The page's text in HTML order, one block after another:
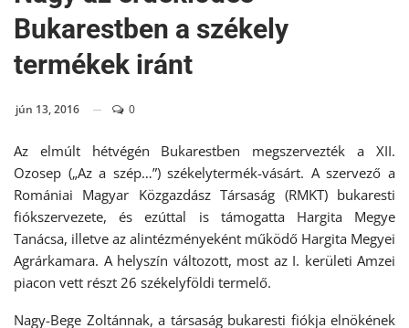
Bukarestben a székely
termékek iránt
jún 13, 2016 0
Az elmúlt hétvégén Bukarestben megszervezték a XII.
Ozosep („Az a szép…”) székelytermék-vásárt. A szervező a
Romániai Magyar Közgazdász Társaság (RMKT) bukaresti
fiókszervezete, és ezúttal is támogatta Hargita Megye
Tanácsa, illetve az alintézményeként működő Hargita Megyei
Agrárkamara. A helyszín változott, most az I. kerületi Amzei
piacon vett részt 26 székelyföldi termelő.
Nagy-Bege Zoltánnak, a társaság bukaresti fiókja elnökének